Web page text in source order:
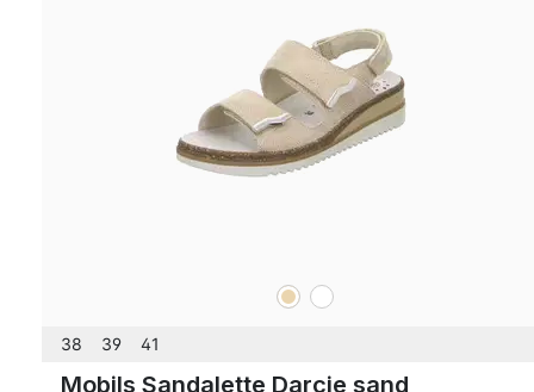
beigeweiß
38 39 41
Mobils Sandalette Darcie sand